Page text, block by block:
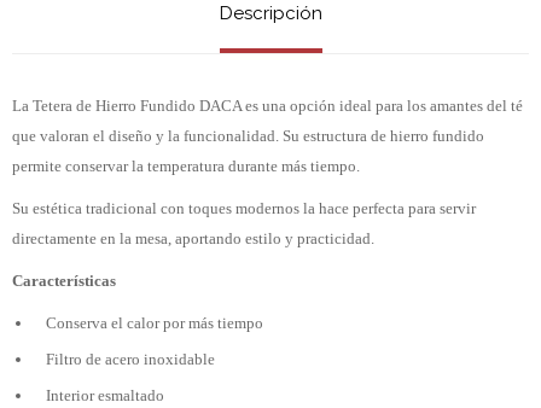
Descripción
La Tetera de Hierro Fundido DACA es una opción ideal para los amantes del té
que valoran el diseño y la funcionalidad. Su estructura de hierro fundido
permite conservar la temperatura durante más tiempo.
Su estética tradicional con toques modernos la hace perfecta para servir
directamente en la mesa, aportando estilo y practicidad.
Características
Conserva el calor por más tiempo
Filtro de acero inoxidable
Interior esmaltado